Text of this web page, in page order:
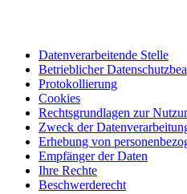
Datenverarbeitende Stelle
Betrieblicher
Protokollierung
Cookies
Rechtsgrundlagen zur
Zweck der
Erhebung von
Empfänger der Daten
Ihre Rechte
Beschwerderecht